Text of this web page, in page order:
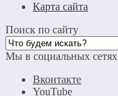
Карта сайта
Поиск по сайту
Мы в социальных сетях
Вконтакте
YouTube